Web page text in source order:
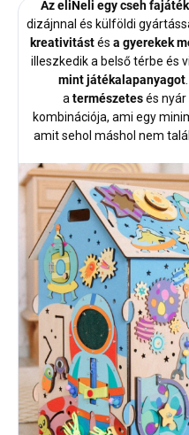
Az eliNeli egy cseh
dizájnnal és külföldi
kreativitástés a gyerekek
illeszkedik a belső térbe és
mint játékalapanyagot
atermészetesés nyár
kombinációja, ami egy
amit sehol máshol nem